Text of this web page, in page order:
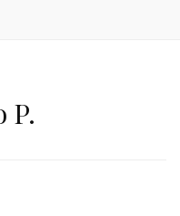
P.